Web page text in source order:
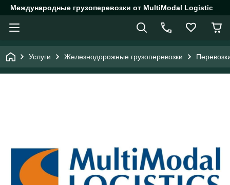
Международные грузоперевозки от MultiModal Logistic
Услуги Железнодорожные грузоперевозки